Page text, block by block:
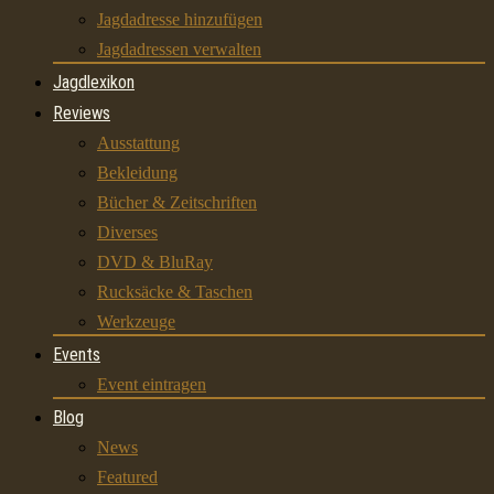
Jagdadresse hinzufügen
Jagdadressen verwalten
Jagdlexikon
Reviews
Ausstattung
Bekleidung
Bücher & Zeitschriften
Diverses
DVD & BluRay
Rucksäcke & Taschen
Werkzeuge
Events
Event eintragen
Blog
News
Featured